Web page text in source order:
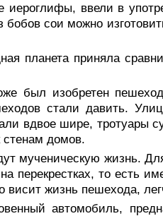
иероглифы, ввели в
сои можно
планета приняла
был изобретен
стали давить.
вдвое шире, тротуары
стенам домов.
мученическую жизнь. Для
перекрестках, то есть
висит жизнь пешехода,
автомобиль,